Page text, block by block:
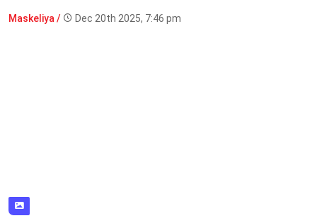
Maskeliya / Dec 20th 2025, 7:46 pm